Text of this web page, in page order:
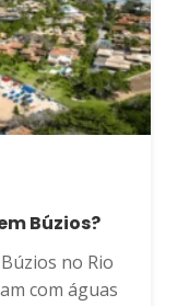
Búzios?
no Rio
com águas